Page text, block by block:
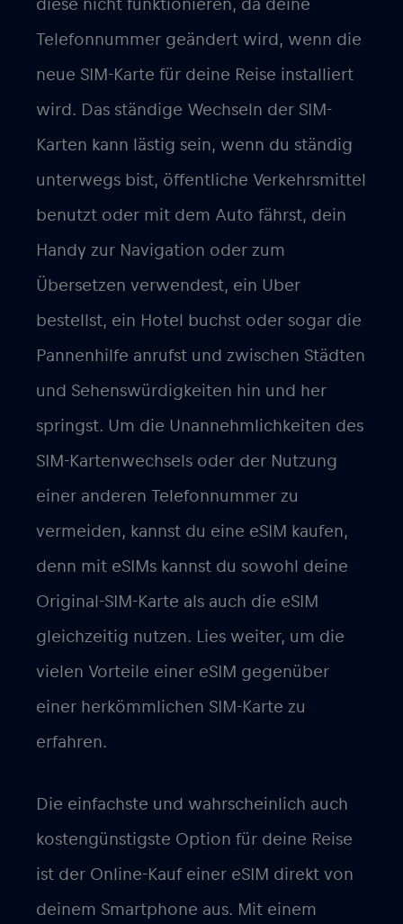
diese nicht funktionieren, da deine
Telefonnummer geändert wird, wenn die
neue SIM-Karte für deine Reise installiert
wird. Das ständige Wechseln der SIM-
Karten kann lästig sein, wenn du ständig
unterwegs bist, öffentliche Verkehrsmittel
benutzt oder mit dem Auto fährst, dein
Handy zur Navigation oder zum
Übersetzen verwendest, ein Uber
bestellst, ein Hotel buchst oder sogar die
Pannenhilfe anrufst und zwischen Städten
und Sehenswürdigkeiten hin und her
springst. Um die Unannehmlichkeiten des
SIM-Kartenwechsels oder der Nutzung
einer anderen Telefonnummer zu
vermeiden, kannst du eine eSIM kaufen,
denn mit eSIMs kannst du sowohl deine
Original-SIM-Karte als auch die eSIM
gleichzeitig nutzen. Lies weiter, um die
vielen Vorteile einer eSIM gegenüber
einer herkömmlichen SIM-Karte zu
erfahren.
Die einfachste und wahrscheinlich auch
kostengünstigste Option für deine Reise
ist der Online-Kauf einer eSIM direkt von
deinem Smartphone aus. Mit einem